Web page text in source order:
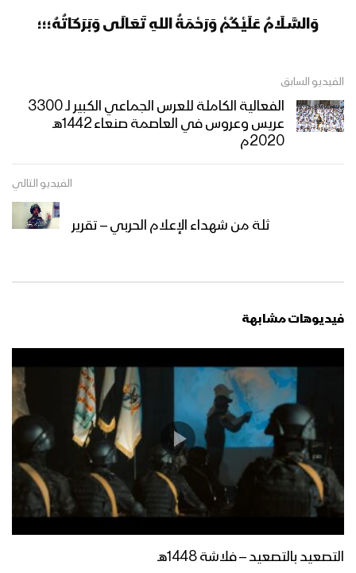
وَالسَّـلَامُ عَلَيْكُمْ وَرَحْمَةُ اللهِ تَعَالَى وَبَرَكَاتُهُ؛؛؛
الفيديو السابق
الفعالية الكاملة للعرس الجماعي الكبير لـ 3300
عريس وعروس في العاصمة صنعاء 1442هـ
2020م
الفيديو التالي
ثلة من شهداء الإعلام الحربي – تقرير
فيديوهات مشابهة
التصعيد بالتصعيد – فلاشة 1448هـ